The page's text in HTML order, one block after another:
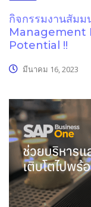
กิจกรรมงานสัม
Management
Potential !!
มีนาคม 16, 2023